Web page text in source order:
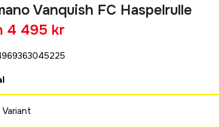
Vanquish FC Haspelrulle
4 495 kr
Variant